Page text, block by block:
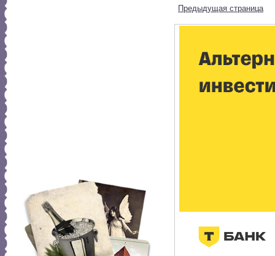
Предыдущая страница